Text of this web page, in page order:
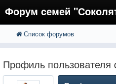
Форум семей
FAQ
Регистрация
Список форумов
Профиль пользователя